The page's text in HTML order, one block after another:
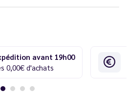
avant 19h00
0,00€ d'achats